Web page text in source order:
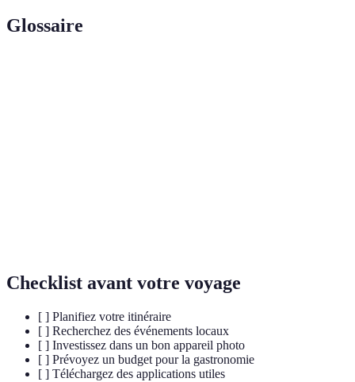
Glossaire
Checklist avant votre voyage
[ ] Planifiez votre itinéraire
[ ] Recherchez des événements locaux
[ ] Investissez dans un bon appareil photo
[ ] Prévoyez un budget pour la gastronomie
[ ] Téléchargez des applications utiles